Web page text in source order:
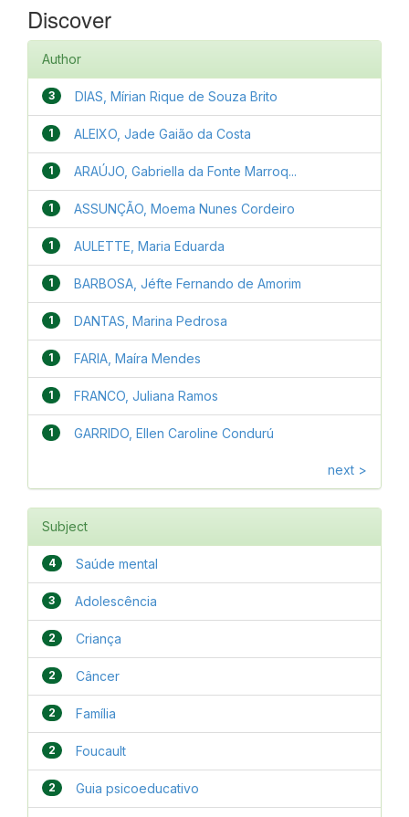
Discover
Author
3 DIAS, Mírian Rique de Souza Brito
1 ALEIXO, Jade Gaião da Costa
1 ARAÚJO, Gabriella da Fonte Marroq...
1 ASSUNÇÃO, Moema Nunes Cordeiro
1 AULETTE, Maria Eduarda
1 BARBOSA, Jéfte Fernando de Amorim
1 DANTAS, Marina Pedrosa
1 FARIA, Maíra Mendes
1 FRANCO, Juliana Ramos
1 GARRIDO, Ellen Caroline Condurú
next >
Subject
4 Saúde mental
3 Adolescência
2 Criança
2 Câncer
2 Família
2 Foucault
2 Guia psicoeducativo